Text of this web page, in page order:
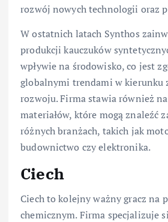
rozwój nowych technologii oraz
W ostatnich latach Synthos
produkcji kauczuków
wpływie na środowisko, co jest
globalnymi trendami w kierunku
rozwoju. Firma stawia również
materiałów, które mogą znaleźć
różnych branżach, takich jak
budownictwo czy elektronika.
Ciech
Ciech to kolejny ważny gracz na
chemicznym. Firma specjalizuje